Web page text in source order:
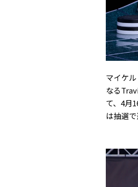
マイケ
なる
て、4月
は抽選